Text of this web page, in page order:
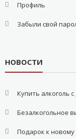
Профиль
Забыли свой
НОВОСТИ
Купить алкоголь
Безалкогольное
Подарок к